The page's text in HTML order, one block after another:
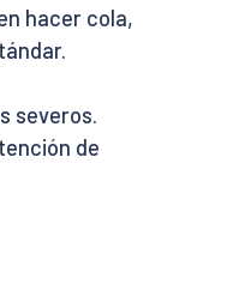
hacer cola,
severos.
de